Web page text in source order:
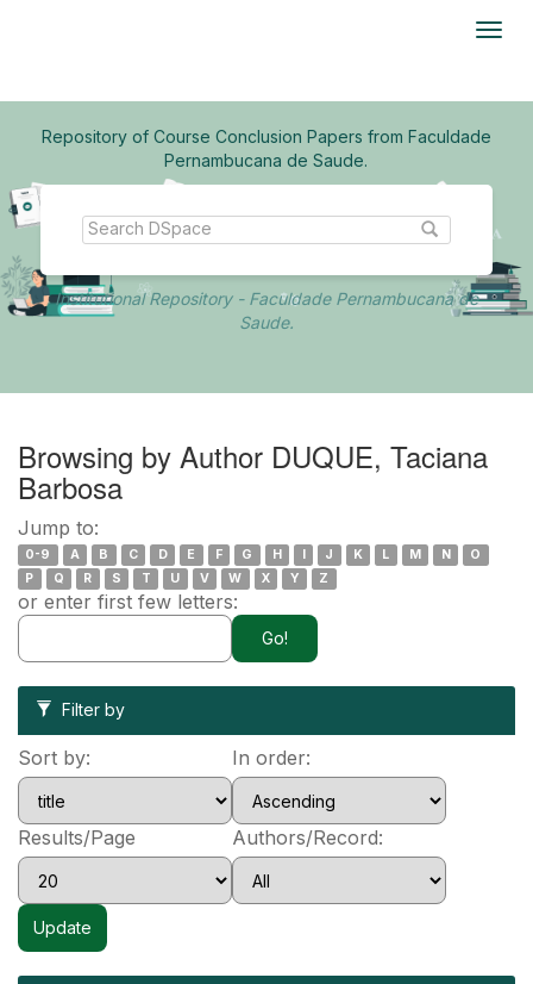
Repository of Course Conclusion Papers from Faculdade
Pernambucana de Saude.
Institutional Repository - Faculdade Pernambucana de
Saude.
Browsing by Author DUQUE, Taciana
Barbosa
Jump to:
0-9 A B C D E F G H I J K L M N
O
P
Q R S T U V W X Y Z
or enter first few letters:
Filter by
Sort by: In order:
Results/Page Authors/Record: